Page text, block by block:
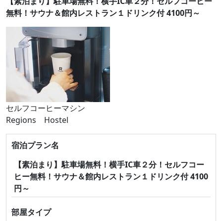
無料！サウナ＆館内レストラン１ドリンク付 4100円～
セルフコーヒーマシン
Regions Hostel
宿泊プラン名
【素泊まり】駐車場無料！横手IC車２分！セルフコー
ヒー無料！サウナ＆館内レストラン１ドリンク付 4100
円～
部屋タイプ